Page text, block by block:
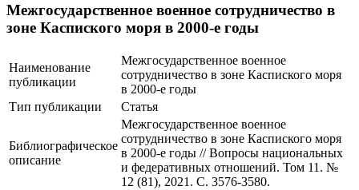
Межгосударственное военное сотрудничество в
зоне Каспиского моря в 2000-е годы
Наименование
публикации
Межгосударственное военное
сотрудничество в зоне Каспиского моря
в 2000-е годы
Тип публикации
Статья
Библиографическое
описание
Межгосударственное военное
сотрудничество в зоне Каспиского моря
в 2000-е годы // Вопросы национальных
и федеративных отношений. Том 11. №
12 (81), 2021. С. 3576-3580.